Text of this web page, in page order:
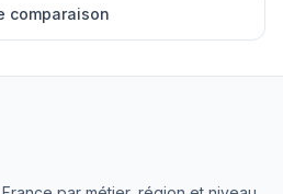
comparaison